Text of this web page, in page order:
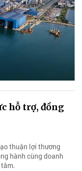
hỗ trợ, đồng
thuận lợi thương
hành cùng doanh